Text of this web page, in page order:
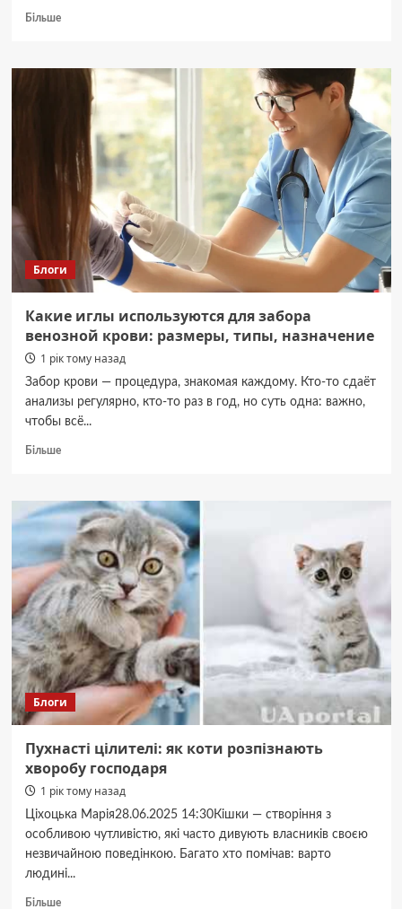
БільшеДокладніше
сварка
Дніпрі:
чоловік
гранату
двір
знайомого
Блоги
Какие иглы используются для забора
венозной крови: размеры, типы, назначение
1 рік тому назад
Забор крови — процедура, знакомая каждому. Кто-то сдаёт
анализы регулярно, кто-то раз в год, но суть одна: важно,
чтобы всё...
БільшеДокладніше
иглы
используются
для
забора
венозной
крови:
размеры,
типы,
назначение
Блоги
Пухнасті цілителі: як коти розпізнають
хворобу господаря
1 рік тому назад
Ціхоцька Марія28.06.2025 14:30Кішки — створіння з
особливою чутливістю, які часто дивують власників своєю
незвичайною поведінкою. Багато хто помічав: варто
людині...
БільшеДокладніше